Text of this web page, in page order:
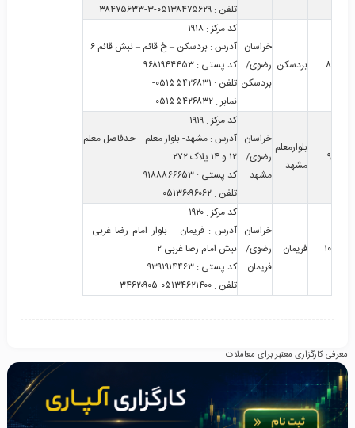
تلفن : ۰۵۱۳۸۴۷۵۶۲۹-۳-۳۸۴۷۵۶۳۳
۸ بردسکن
خراسان
رضوی/
بردسکن
کد مرکز : ۱۹۱۸
آدرس: بردسکن – خ قائم – نبش قائم ۶
کد پستی : ۹۶۸۱۹۴۴۴۵۳
تلفن : ۰۵۱۵۵۴۲۶۸۳۱-
نمابر : ۰۵۱۵۵۴۲۶۸۳۲
۹
بلوارمعلم
مشهد
خراسان
رضوی/
مشهد
کد مرکز : ۱۹۱۹
آدرس : مشهد- بلوار معلم – حدفاصل معلم
۱۲ و ۱۴ پلاک ۲۷۲
کد پستی : ۹۱۸۸۸۶۶۶۵۳
تلفن : ۰۵۱۳۶۰۹۶۰۶۲-
۱۰ فریمان
خراسان
رضوی/
فریمان
کد مرکز : ۱۹۲۰
آدرس :فریمان – بلوار امام رضا غربی –
نبش امام رضا غربی ۲
کد پستی : ۹۳۹۱۹۱۴۴۶۳
تلفن : ۰۵۱۳۴۶۲۱۴۰۰-۳۴۶۲۰۹۰۵
معرفی کارگزاری معتبر برای معاملات